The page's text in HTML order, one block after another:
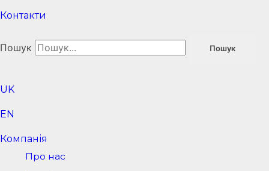
Контакти
Пошук Пошук
UK
EN
Компанія
Про нас